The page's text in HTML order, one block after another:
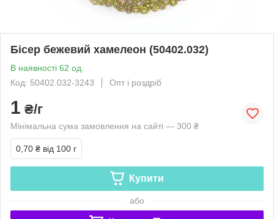
Бісер бежевий хамелеон (50402.032)
В наявності 62 од.
Код: 50402.032-3243
Опт і роздріб
1 ₴/г
Мінімальна сума замовлення на сайті — 300 ₴
0,70 ₴ від 100 г
Купити
або